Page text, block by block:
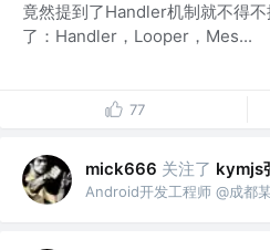
竟然提到了Handler机制就不得
了：Handler，Looper，Mes...
77
mick666 关注了 kymjs
Android开发工程师 @成都